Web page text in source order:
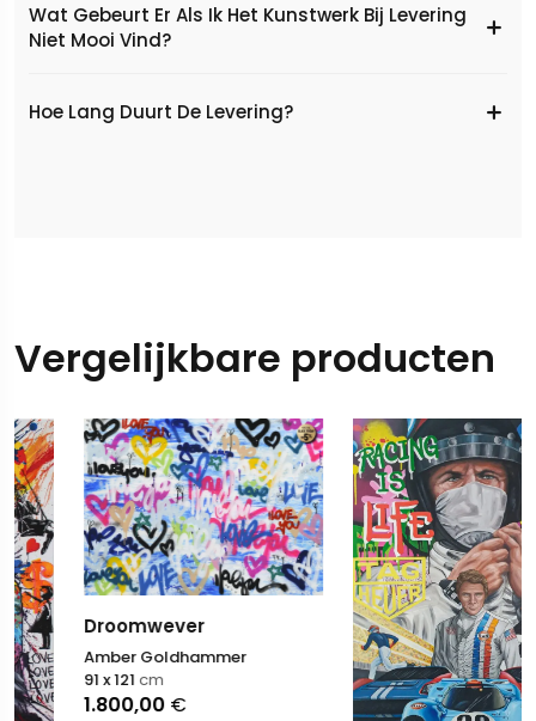
Wat Gebeurt Er Als Ik Het Kunstwerk Bij Levering
Niet Mooi Vind?
Hoe Lang Duurt De Levering?
Vergelijkbare producten
Droomwever
Amber Goldhammer
1.800,00€
91 x 121 cm